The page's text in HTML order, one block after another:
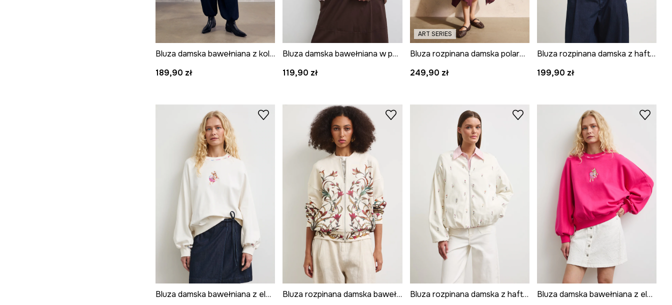
Bluza damska bawełniana z kolekcji Mythical Creatures
189,90 zł
Bluza damska bawełniana w paski
119,90 zł
ART SERIES
Bluza rozpinana damska polarowa z kolekcji Bieszczadzki Park Narodowy x Medicine
249,90 zł
Bluza rozpinana damska z haftami
199,90 zł
Bluza damska bawełniana z elastanem
Bluza rozpinana damska bawełniana
Bluza rozpinana damska z haftami
Bluza damska bawełniana z elastanem